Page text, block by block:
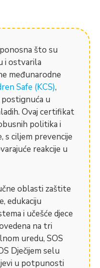
što su
i ostvarila
međunarodne
Safe (KCS),
u
Ovaj certifikat
politika i
s ciljem prevencije
reakcije u
oblasti zaštite
edukaciju
i učešće djece
na tri
uredu, SOS
Dječijem selu
u potpunosti